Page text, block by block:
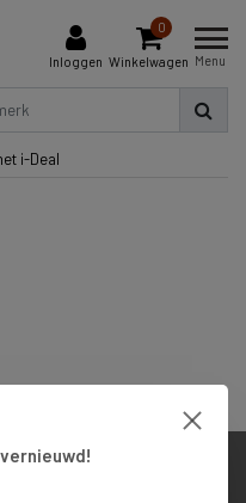
Inloggen
0
Winkelwagen Menu
i-Deal